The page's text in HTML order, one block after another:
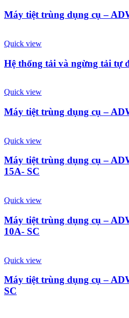
Máy tiệt trùng dụng cụ –
Quick view
Hệ thống tải và ngừng tải tự
Quick view
Máy tiệt trùng dụng cụ –
Quick view
Máy tiệt trùng dụng cụ –
15A- SC
Quick view
Máy tiệt trùng dụng cụ –
10A- SC
Quick view
Máy tiệt trùng dụng cụ –
SC